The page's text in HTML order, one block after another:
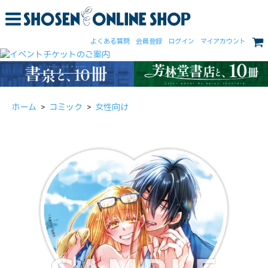
よくある質問 会員登録 ログイン マイアカウント
ホーム > コミック > 女性向け